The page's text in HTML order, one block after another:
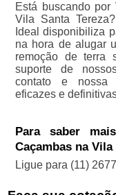
Está buscando
Vila Santa
Ideal disponibiliza
na hora de alugar
remoção de terra
suporte de
contato e nossa
eficazes e
Para saber
Caçambas na Vila
Ligue para (11)